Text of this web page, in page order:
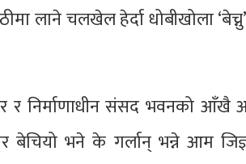
लाने चलखेल हेर्दा धोबीखोला
र निर्माणाधीन संसद भवनको आँखै
बेचियो भने के गर्लान् भन्ने आम